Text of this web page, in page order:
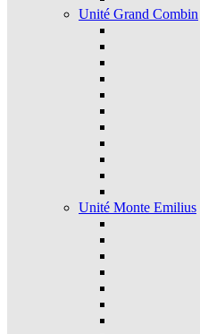
Unité Grand Combin
Unité Monte Emilius